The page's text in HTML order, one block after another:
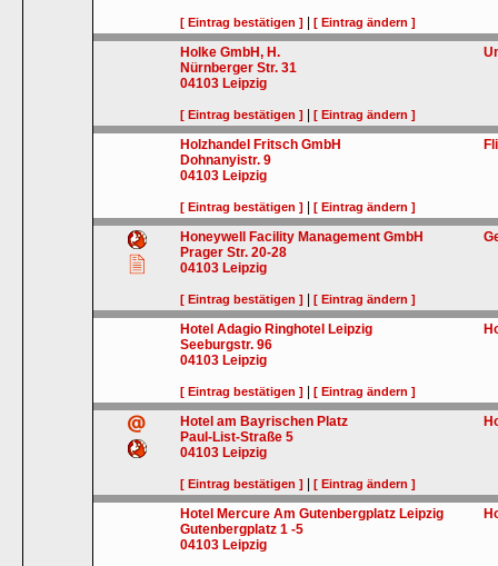
[ Eintrag bestätigen ] |[ Eintrag ändern ]
Holke GmbH, H.
Nürnberger Str. 31
04103 Leipzig
[ Eintrag bestätigen ] |[ Eintrag ändern ]
Holzhandel Fritsch GmbH
Dohnanyistr. 9
04103 Leipzig
[ Eintrag bestätigen ] |[ Eintrag ändern ]
Honeywell Facility Management GmbH
Prager Str. 20-28
04103 Leipzig
[ Eintrag bestätigen ] |[ Eintrag ändern ]
Hotel Adagio Ringhotel Leipzig
Seeburgstr. 96
04103 Leipzig
[ Eintrag bestätigen ] |[ Eintrag ändern ]
Hotel am Bayrischen Platz
Paul-List-Straße 5
04103 Leipzig
[ Eintrag bestätigen ] |[ Eintrag ändern ]
Hotel Mercure Am Gutenbergplatz Leipzig
Gutenbergplatz 1 -5
04103 Leipzig